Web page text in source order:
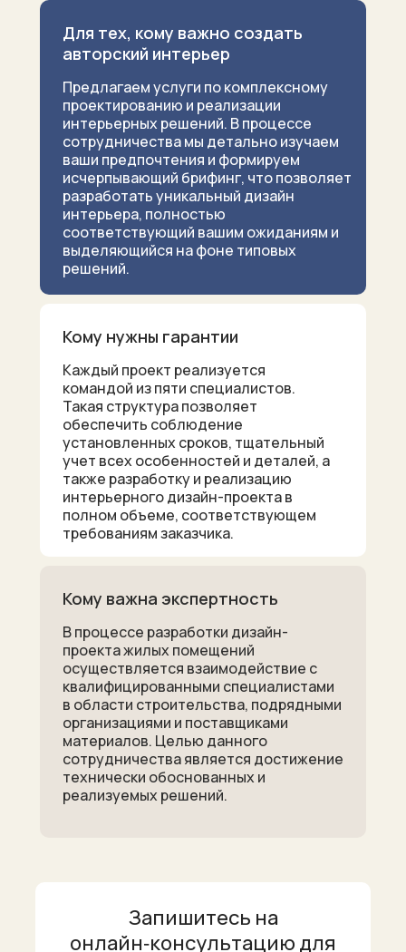
В процессе разработки дизайн-
проекта жилых помещений
осуществляется взаимодействие с
квалифицированными специалистами
в области строительства, подрядными
организациями и поставщиками
материалов. Целью данного
сотрудничества является достижение
технически обоснованных и
реализуемых решений.
Кому важна экспертность
Для тех, кому важно создать
авторский интерьер
Кому нужны гарантии
Каждый проект реализуется
командой из пяти специалистов.
Такая структура позволяет
обеспечить соблюдение
установленных сроков, тщательный
учет всех особенностей и деталей, а
также разработку и реализацию
интерьерного дизайн-проекта в
полном объеме, соответствующем
требованиям заказчика.
Предлагаем услуги по комплексному
проектированию и реализации
интерьерных решений. В процессе
сотрудничества мы детально изучаем
ваши предпочтения и формируем
исчерпывающий брифинг, что позволяет
разработать уникальный дизайн
интерьера, полностью
соответствующий вашим ожиданиям и
выделяющийся на фоне типовых
решений.
Запишитесь на
онлайн‑консультацию для